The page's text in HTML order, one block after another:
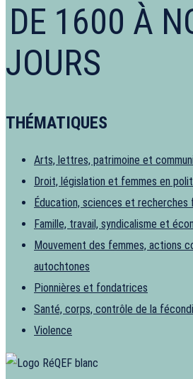
DE 1600 À
JOURS
THÉMATIQUES
Arts, lettres, patrimoine et
Droit, législation et femmes en
Éducation, sciences et recherches
Famille, travail, syndicalisme et
Mouvement des femmes, actions
autochtones
Pionnières et fondatrices
Santé, corps, contrôle de la
Violence